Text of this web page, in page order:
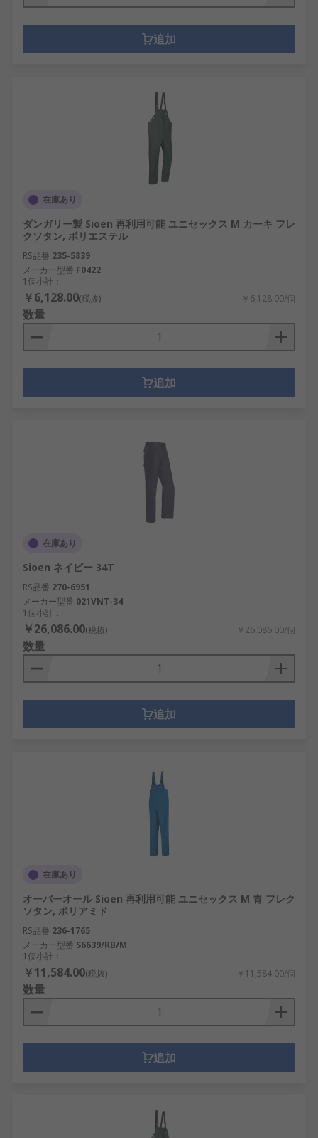
追加
在庫あり
ダンガリー製 Sioen 再利用可能 ユニセックス M カーキ フレ
クソタン, ポリエステル
RS品番 235-5839
メーカー型番 F0422
1個小計：
￥6,128.00(税抜) ￥6,128.00/個
数量
追加
在庫あり
Sioen ネイビー 34T
RS品番 270-6951
メーカー型番 021VNT-34
1個小計：
￥26,086.00(税抜) ￥26,086.00/個
数量
追加
在庫あり
オーバーオール Sioen 再利用可能 ユニセックス M 青 フレク
ソタン, ポリアミド
RS品番 236-1765
メーカー型番 S6639/RB/M
1個小計：
￥11,584.00(税抜) ￥11,584.00/個
数量
追加